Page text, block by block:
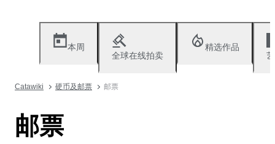
本周
全球在线拍卖
精选作品
Catawiki 硬币及邮票 邮票
邮票